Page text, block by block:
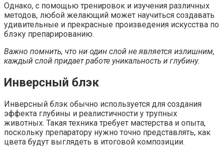
Однако, с помощью тренировок и изучения различных
методов, любой желающий может научиться создавать
удивительные и прекрасные произведения искусства по
блэку препарированию.
Важно помнить, что ни один слой не является излишним,
каждый слой придает работе уникальность и глубину.
Инверсный блэк
Инверсный блэк обычно используется для создания
эффекта глубины и реалистичности у трупных
животных. Такая техника требует мастерства и опыта,
поскольку препаратору нужно точно представлять, как
цвета будут выглядеть в итоговой композиции.